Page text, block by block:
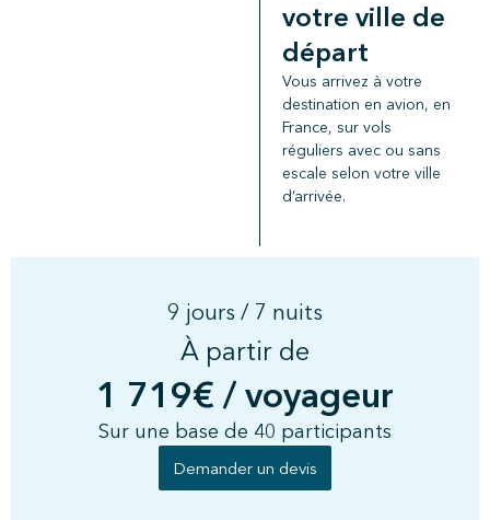
votre ville de
départ
Vous arrivez à votre
destination en avion, en
France, sur vols
réguliers avec ou sans
escale selon votre ville
d’arrivée.
9 jours / 7 nuits
À partir de
1 719€ / voyageur
Sur une base de 40 participants
Demander un devis